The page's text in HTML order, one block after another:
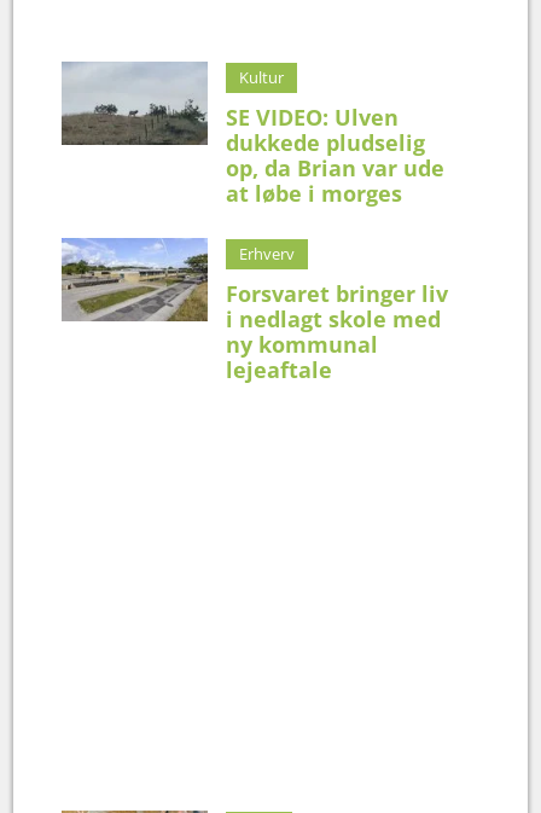
Kultur
SE VIDEO: Ulven
dukkede pludselig
op, da Brian var ude
at løbe i morges
Erhverv
Forsvaret bringer liv
i nedlagt skole med
ny kommunal
lejeaftale